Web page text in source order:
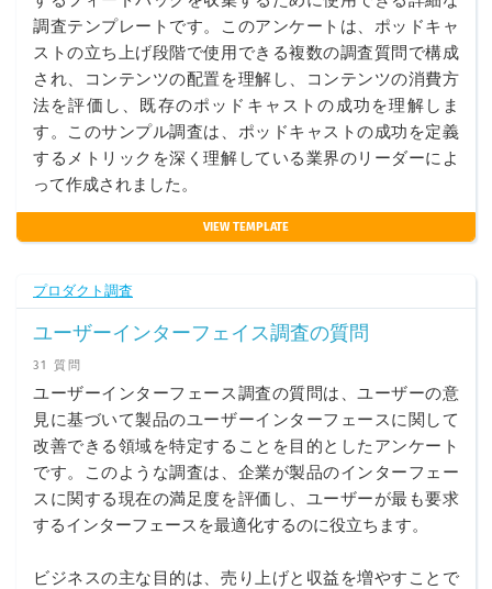
調査テンプレートです。このアンケートは、ポッドキャ
ストの立ち上げ段階で使用できる複数の調査質問で構成
され、コンテンツの配置を理解し、コンテンツの消費方
法を評価し、既存のポッドキャストの成功を理解しま
す。このサンプル調査は、ポッドキャストの成功を定義
するメトリックを深く理解している業界のリーダーによ
って作成されました。
VIEW TEMPLATE
プロダクト調査
ユーザーインターフェイス調査の質問
31 質問
ユーザーインターフェース調査の質問は、ユーザーの意
見に基づいて製品のユーザーインターフェースに関して
改善できる領域を特定することを目的としたアンケート
です。このような調査は、企業が製品のインターフェー
スに関する現在の満足度を評価し、ユーザーが最も要求
するインターフェースを最適化するのに役立ちます。
ビジネスの主な目的は、売り上げと収益を増やすことで